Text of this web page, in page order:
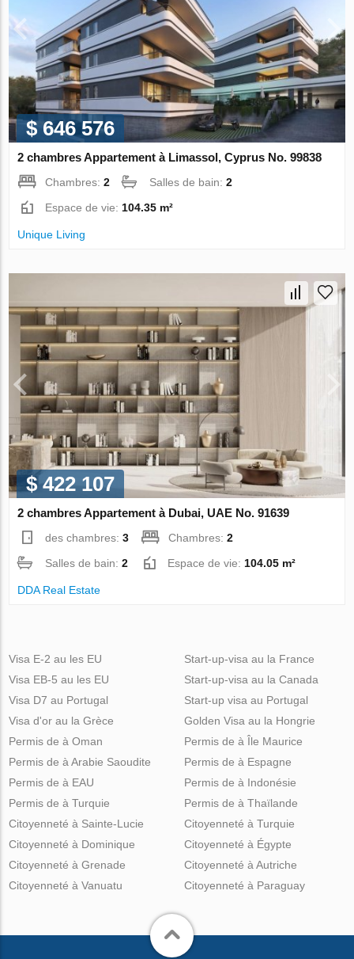
$ 646 576
2 chambres Appartement à Limassol, Cyprus No. 99838
Chambres:2 Salles de bain:2
Espace de vie: 104.35 m²
Unique Living
$ 422 107
2 chambres Appartement à Dubai, UAE No. 91639
des chambres:3 Chambres:2
Salles de bain:2 Espace de vie: 104.05 m²
DDA Real Estate
Visa E-2 au les EU
Visa EB-5 au les EU
Visa D7 au Portugal
Visa d'or au la Grèce
Start-up-visa au la France
Start-up-visa au la Canada
Start-up visa au Portugal
Golden Visa au la Hongrie
Permis de à Oman
Permis de à Arabie Saoudite
Permis de à EAU
Permis de à Turquie
Permis de à Île Maurice
Permis de à Espagne
Permis de à Indonésie
Permis de à Thaïlande
Citoyenneté à Sainte-Lucie
Citoyenneté à Dominique
Citoyenneté à Grenade
Citoyenneté à Vanuatu
Citoyenneté à Turquie
Citoyenneté à Égypte
Citoyenneté à Autriche
Citoyenneté à Paraguay